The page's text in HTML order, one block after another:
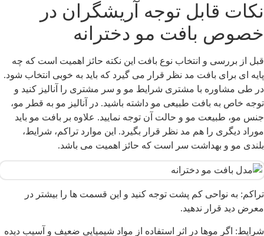
قابل توجه آریشگران در
بافت مو دخترانه
از بررسی و انتخاب نوع بافت این نکته حائز اهمیت است که چه
ای برای بافت مد نظر قرار می گیرد که باید به خوبی انتخاب شود.
طی مشاوره با مشتری شرایط مو و سر مشتری را آنالیز کنید و
خاص به بافت طبیعی مو داشته باشید. در آنالیز مو به قطر مو،
مو، طبیعت مو و حالت آن توجه نمایید. علاوه بر بافت مو باید
دیگری را هم مد نظر قرار بگیرد. این موارد تراکم، شرایط،
مو و بهداشت سر است که حائز اهمیت می باشد.
به نواحی کم پشت توجه کنید و این قسمت ها را بیشتر در
دید قرار ندهید.
اگر موها در اثر استفاده از مواد شیمیایی ضعیف و آسیب دیده